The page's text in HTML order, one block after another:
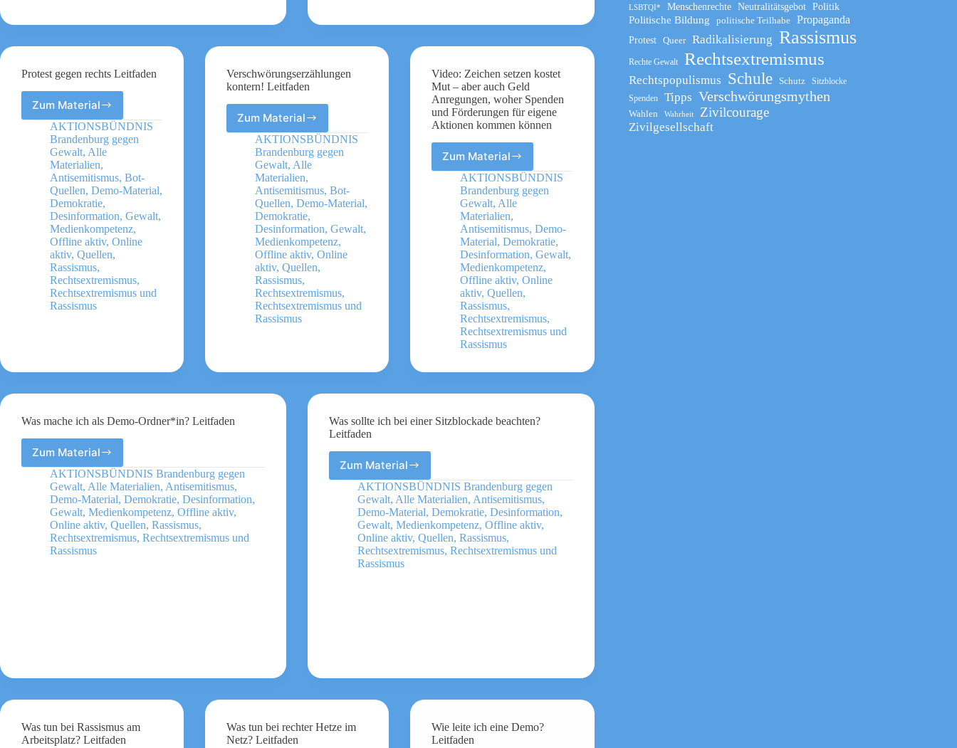
Protest gegen rechts Leitfaden
Zum Material
Protest
gegen
rechts
Leitfaden
AKTIONSBÜNDNIS
Brandenburg gegen
Gewalt, Alle
Materialien,
Antisemitismus, Bot-
Quellen, Demo-Material,
Demokratie,
Desinformation, Gewalt,
Medienkompetenz,
Offline aktiv, Online
aktiv, Quellen,
Rassismus,
Rechtsextremismus,
Rechtsextremismus und
Rassismus
Verschwörungserzählungen
kontern! Leitfaden
Zum MaterialVerschwörungserzählungen
kontern!
Leitfaden
AKTIONSBÜNDNIS
Brandenburg gegen
Gewalt, Alle
Materialien,
Antisemitismus,Bot-
Quellen,Demo-Material,
Demokratie,
Desinformation,Gewalt,
Medienkompetenz,
Offline aktiv,Online
aktiv,Quellen,
Rassismus,
Rechtsextremismus,
Rechtsextremismus und
Rassismus
Video: Zeichen setzen kostet
Mut – aber auch Geld
Anregungen, woher Spenden
und Förderungen für eigene
Aktionen kommen können
Zum Material
Video:
Zeichen
setzen
kostet
Mut
–
aber
auch
Geld
Anregungen,
woher
Spenden
und
Förderungen
für
kommen
AKTIONSBÜNDNIS
Brandenburg gegen
Gewalt, Alle
Materialien,
Antisemitismus,Demo-
Material,Demokratie,
Desinformation,Gewalt,
Medienkompetenz,
Offline aktiv,Online
aktiv,Quellen,
Rassismus,
Rechtsextremismus,
Rechtsextremismus und
Rassismus
Was mache ich als Demo-Ordner*in? Leitfaden
Zum Material
Was
mache
ich
als
Demo-
Ordner*in?
Leitfaden
AKTIONSBÜNDNIS Brandenburg gegen
Gewalt, Alle Materialien, Antisemitismus,
Demo-Material, Demokratie, Desinformation,
Gewalt, Medienkompetenz, Offline aktiv,
Online aktiv, Quellen, Rassismus,
Rechtsextremismus, Rechtsextremismus und
Rassismus
Was sollte ich bei einer Sitzblockade beachten?
Leitfaden
Zum Material
Was
sollte
ich
bei
einer
Sitzblockade
beachten?
Leitfaden
AKTIONSBÜNDNIS Brandenburg gegen
Gewalt, Alle Materialien, Antisemitismus,
Demo-Material,Demokratie,Desinformation,
Gewalt,Medienkompetenz,Offline aktiv,
Online aktiv,Quellen,Rassismus,
Rechtsextremismus,Rechtsextremismus und
Rassismus
Was tun bei Rassismus am
Arbeitsplatz? Leitfaden
Was tun bei rechter Hetze im
Netz? Leitfaden
Wie leite ich eine Demo?
Leitfaden
LSBTQI* Menschenrechte Neutralitätsgebot Politik
Politische Bildung politische Teilhabe Propaganda
Protest Queer Radikalisierung Rassismus
Rechte Gewalt Rechtsextremismus
Rechtspopulismus Schule Schutz
Sitzblocke
Spenden
Tipps Verschwörungsmythen
Wahlen Wahrheit Zivilcourage
Zivilgesellschaft